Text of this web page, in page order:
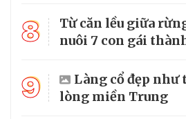
8
Từ căn lều giữa
nuôi 7 con gái
9
Làng cổ đẹp như
lòng miền Trung